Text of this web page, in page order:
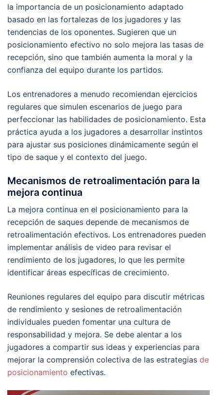
la importancia de un posicionamiento adaptado
basado en las fortalezas de los jugadores y las
tendencias de los oponentes. Sugieren que un
posicionamiento efectivo no solo mejora las tasas de
recepción, sino que también aumenta la moral y la
confianza del equipo durante los partidos.
Los entrenadores a menudo recomiendan ejercicios
regulares que simulen escenarios de juego para
perfeccionar las habilidades de posicionamiento. Esta
práctica ayuda a los jugadores a desarrollar instintos
para ajustar sus posiciones dinámicamente según el
tipo de saque y el contexto del juego.
Mecanismos de retroalimentación para la
mejora continua
La mejora continua en el posicionamiento para la
recepción de saques depende de mecanismos de
retroalimentación efectivos. Los entrenadores pueden
implementar análisis de video para revisar el
rendimiento de los jugadores, lo que les permite
identificar áreas específicas de crecimiento.
Reuniones regulares del equipo para discutir métricas
de rendimiento y sesiones de retroalimentación
individuales pueden fomentar una cultura de
responsabilidad y mejora. Se debe alentar a los
jugadores a compartir sus ideas y experiencias para
mejorar la comprensión colectiva de las estrategias de
posicionamiento efectivas.